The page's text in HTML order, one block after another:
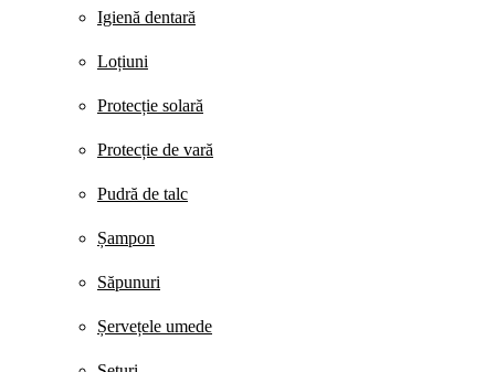
Igienă dentară
Loțiuni
Protecție solară
Protecție de vară
Pudră de talc
Șampon
Săpunuri
Șervețele umede